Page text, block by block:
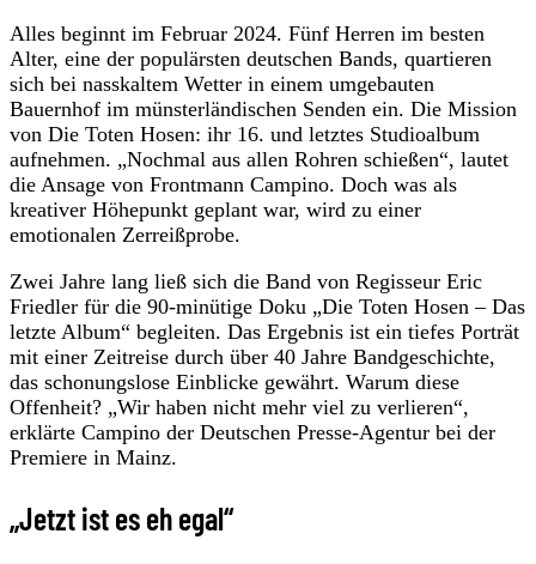
Alles beginnt im Februar 2024. Fünf Herren im besten
Alter, eine der populärsten deutschen Bands, quartieren
sich bei nasskaltem Wetter in einem umgebauten
Bauernhof im münsterländischen Senden ein. Die Mission
von Die Toten Hosen: ihr 16. und letztes Studioalbum
aufnehmen. „Nochmal aus allen Rohren schießen“, lautet
die Ansage von Frontmann Campino. Doch was als
kreativer Höhepunkt geplant war, wird zu einer
emotionalen Zerreißprobe.
Zwei Jahre lang ließ sich die Band von Regisseur Eric
Friedler für die 90-minütige Doku „Die Toten Hosen – Das
letzte Album“ begleiten. Das Ergebnis ist ein tiefes Porträt
mit einer Zeitreise durch über 40 Jahre Bandgeschichte,
das schonungslose Einblicke gewährt. Warum diese
Offenheit? „Wir haben nicht mehr viel zu verlieren“,
erklärte Campino der Deutschen Presse-Agentur bei der
Premiere in Mainz.
„Jetzt ist es eh egal“